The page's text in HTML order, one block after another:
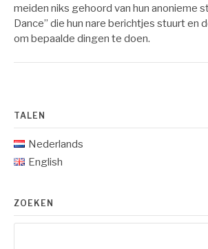
meiden niks gehoord van hun anonieme
Dance” die hun nare berichtjes stuurt en
om bepaalde dingen te doen.
TALEN
Nederlands
English
ZOEKEN